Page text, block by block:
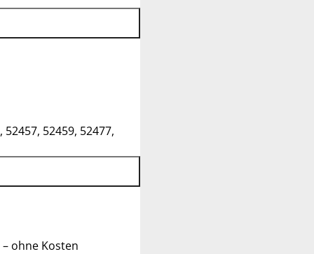
52457, 52459, 52477,
ohne Kosten